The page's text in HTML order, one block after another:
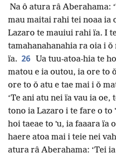
Na ô atura râ Aberahama:
mau maitai rahi tei noaa ia
Lazaro te mauiui rahi ïa. I
tamahanahanahia ra oia i
ïa. 26
Ua tuu-atoa-hia te
matou e ia outou, ia ore to
ore to ǒ atu e tae mai i ǒ
‘Te ani atu nei ïa vau ia oe,
tono ia Lazaro i te fare o to
hoi taeae to ˈu, ia faaara ïa
haere atoa mai i teie nei
atura râ Aberahama: ‘Tei